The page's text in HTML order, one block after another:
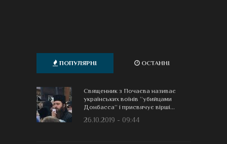
ПОПУЛЯРНІ ОСТАННІ
Священник з Почаєва називає
українських воїнів “убийцами
Донбасса” і присвячує вірші...
26.10.2019 - 09:44